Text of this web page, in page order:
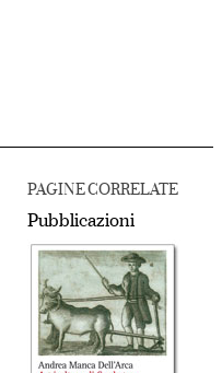
PAGINE CORRELATE
Pubblicazioni